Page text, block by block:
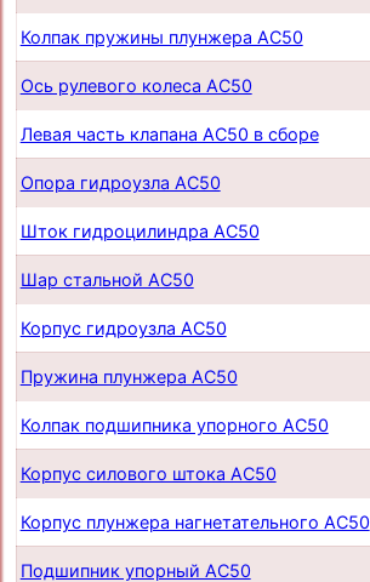
Колпак пружины плунжера AC50
Ось рулевого колеса AC50
Левая часть клапана AC50 в сборе
Опора гидроузла AC50
Шток гидроцилиндра AC50
Шар стальной AC50
Корпус гидроузла AC50
Пружина плунжера AC50
Колпак подшипника упорного AC50
Корпус силового штока AC50
Корпус плунжера нагнетательного AC50
Подшипник упорный AC50